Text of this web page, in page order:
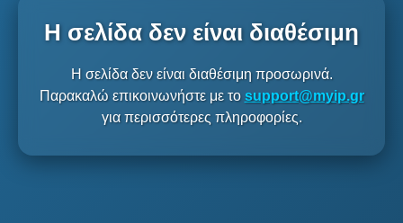
Η σελίδα δεν είναι διαθέσιμη
Η σελίδα δεν είναι διαθέσιμη προσωρινά.
Παρακαλώ επικοινωνήστε με το support@myip.gr
για περισσότερες πληροφορίες.